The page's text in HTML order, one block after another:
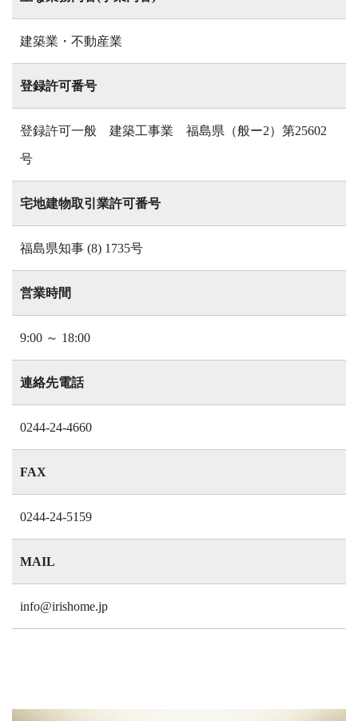
建築業・不動産業
登録許可番号
登録許可一般 建築工事業 福島県（般ー2）第25602
号
宅地建物取引業許可番号
福島県知事 (8) 1735号
営業時間
9:00 ～ 18:00
連絡先電話
0244-24-4660
FAX
0244-24-5159
MAIL
info@irishome.jp